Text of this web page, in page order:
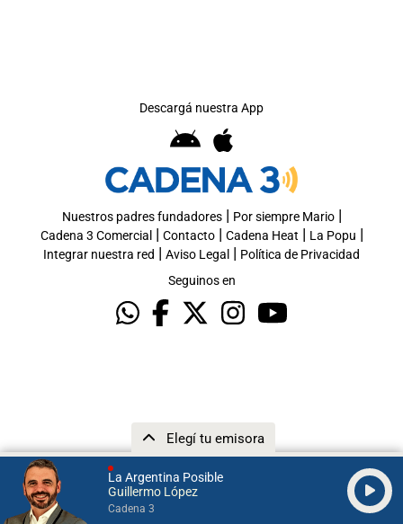
La Argentina Posible
Guillermo López
Cadena 3
Elegí tu emisora
Descargá nuestra App
Nuestros padres fundadores| Por siempre Mario|
Cadena 3 Comercial | Contacto| Cadena Heat | La Popu |
Integrar nuestra red | Aviso Legal | Política de Privacidad
Seguinos en